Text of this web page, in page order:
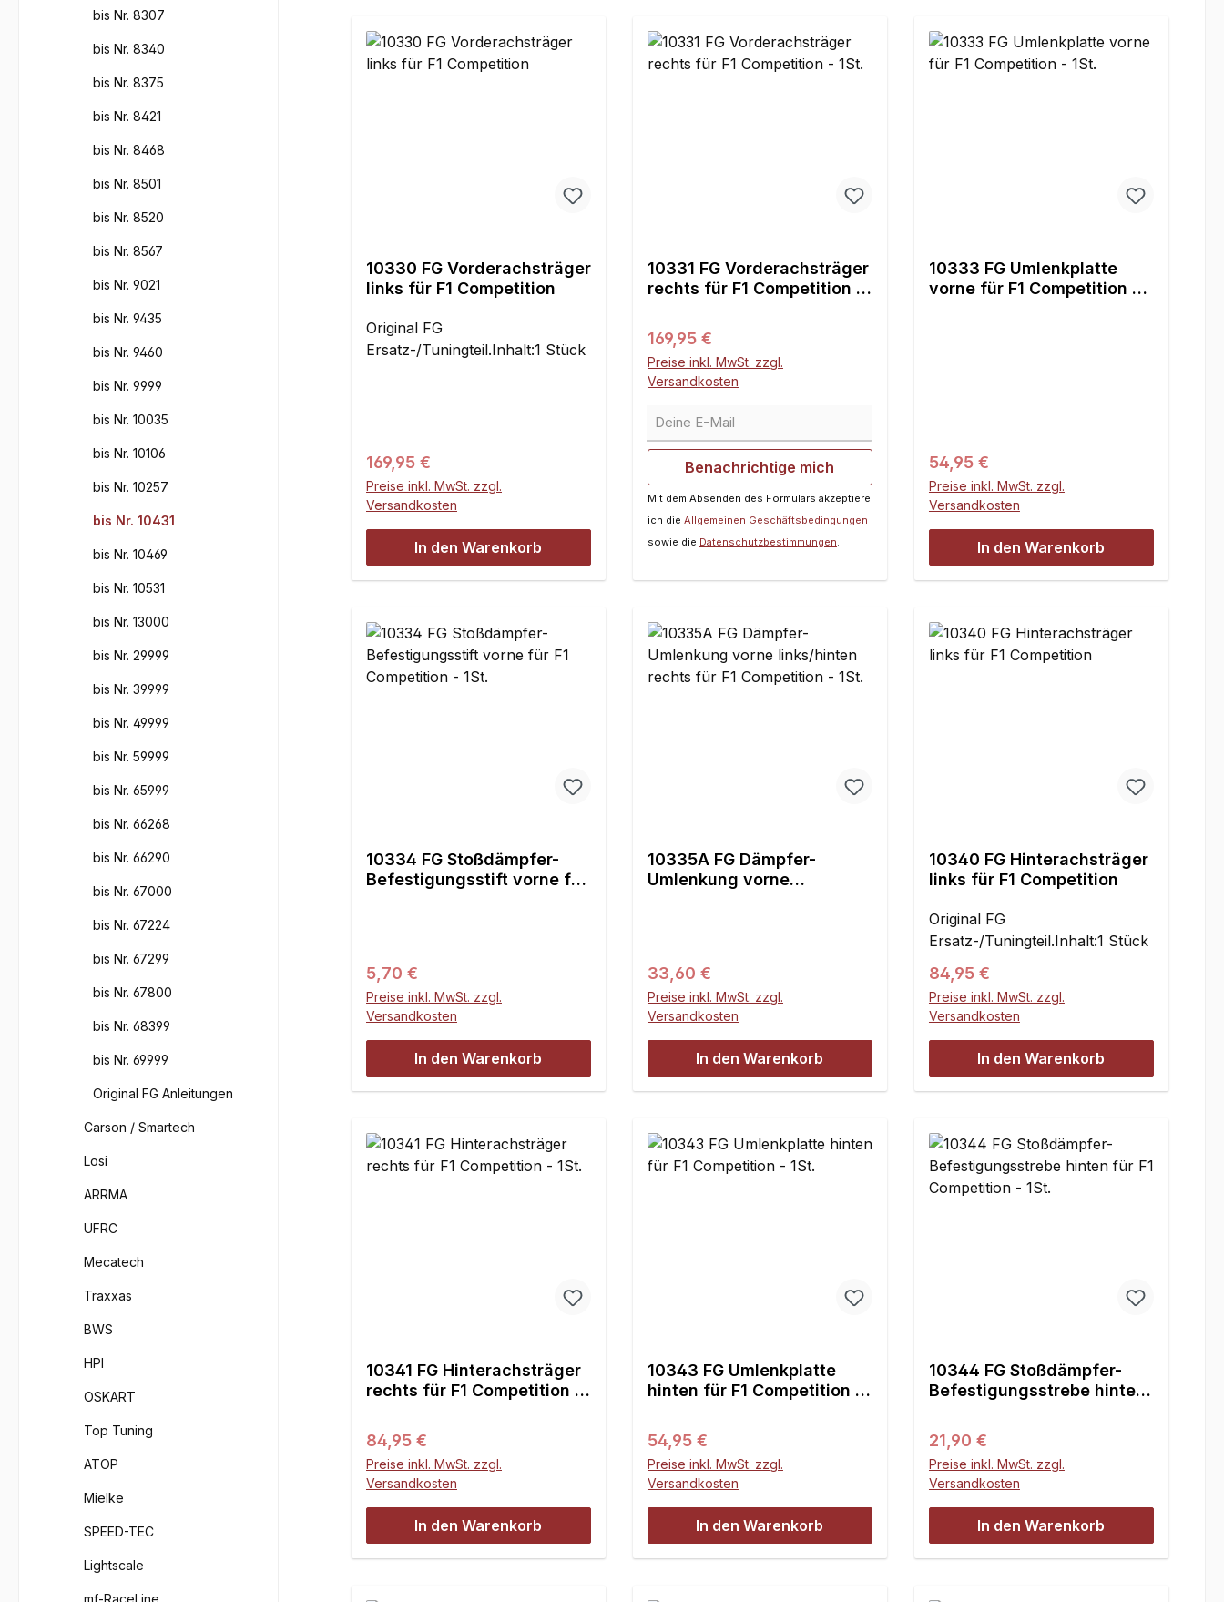
bis Nr. 8307
bis Nr. 8340
bis Nr. 8375
bis Nr. 8421
bis Nr. 8468
bis Nr. 8501
bis Nr. 8520
bis Nr. 8567
bis Nr. 9021
bis Nr. 9435
bis Nr. 9460
bis Nr. 9999
bis Nr. 10035
bis Nr. 10106
bis Nr. 10257
bis Nr. 10431
bis Nr. 10469
bis Nr. 10531
bis Nr. 13000
bis Nr. 29999
bis Nr. 39999
bis Nr. 49999
bis Nr. 59999
bis Nr. 65999
bis Nr. 66268
bis Nr. 66290
bis Nr. 67000
bis Nr. 67224
bis Nr. 67299
bis Nr. 67800
bis Nr. 68399
bis Nr. 69999
Original FG Anleitungen
Carson / Smartech
Losi
ARRMA
UFRC
Mecatech
Traxxas
BWS
HPI
OSKART
Top Tuning
ATOP
Mielke
SPEED-TEC
Lightscale
mf-RaceLine
10330 FG Vorderachsträger
links für F1 Competition
Original FG
Ersatz-/Tuningteil.Inhalt:1 Stück
Regulärer Preis:
169,95 €
Preise inkl. MwSt. zzgl.
Versandkosten
In den Warenkorb
10331 FG Vorderachsträger
rechts für F1 Competition -
Regulärer Preis:
169,95 €
Preise inkl. MwSt. zzgl.
Versandkosten
Deine E-Mail
Benachrichtige mich
Mit dem Absenden des Formulars akzeptiere
ich die Allgemeinen Geschäftsbedingungen
sowie die Datenschutzbestimmungen.
10333 FG Umlenkplatte
vorne für F1 Competition -
Regulärer Preis:
54,95 €
Preise inkl. MwSt. zzgl.
Versandkosten
In den Warenkorb
10334 FG Stoßdämpfer-
Befestigungsstift vorne für
Regulärer Preis:
5,70 €
Preise inkl. MwSt. zzgl.
Versandkosten
In den Warenkorb
10335A FG Dämpfer-
Umlenkung vorne
Regulärer Preis:
33,60 €
Preise inkl. MwSt. zzgl.
Versandkosten
In den Warenkorb
10340 FG Hinterachsträger
links für F1 Competition
Original FG
Ersatz-/Tuningteil.Inhalt:1 Stück
Regulärer Preis:
84,95 €
Preise inkl. MwSt. zzgl.
Versandkosten
In den Warenkorb
10341 FG Hinterachsträger
rechts für F1 Competition -
Regulärer Preis:
84,95 €
Preise inkl. MwSt. zzgl.
Versandkosten
In den Warenkorb
10343 FG Umlenkplatte
hinten für F1 Competition -
Regulärer Preis:
54,95 €
Preise inkl. MwSt. zzgl.
Versandkosten
In den Warenkorb
10344 FG Stoßdämpfer-
Befestigungsstrebe hinten
Regulärer Preis:
21,90 €
Preise inkl. MwSt. zzgl.
Versandkosten
In den Warenkorb